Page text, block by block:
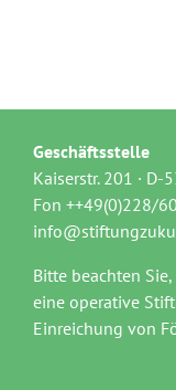
Geschäftsstelle
Kaiserstr. 201 · D-
Fon ++49(0)228/
Bitte beachten
eine operative
Einreichung von